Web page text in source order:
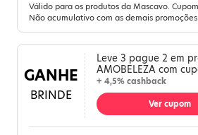
Válido para os produtos da Mascavo.
Não acumulativo com as demais promoções.
GANHE
BRINDE
Leve 3 pague 2 em
AMOBELEZA com
+ 4,5% cashback
Ver cupom